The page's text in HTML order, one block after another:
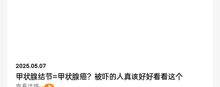
2025.05.07
甲状腺结节=甲状腺癌？被吓的人真该好好看看这个